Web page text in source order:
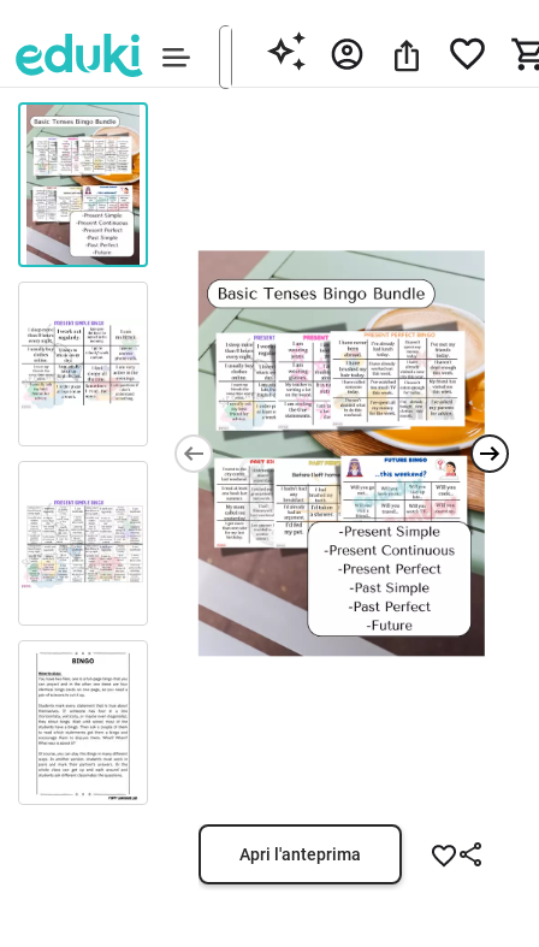
Apri l'anteprima